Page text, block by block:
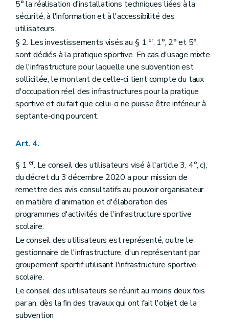
5° la réalisation d'installations techniques liées à la
sécurité, à l'information et à l'accessibilité des
utilisateurs.
§ 2. Les investissements visés au § 1 er, 1°, 2° et 5°,
sont dédiés à la pratique sportive. En cas d'usage mixte
de l'infrastructure pour laquelle une subvention est
sollicitée, le montant de celle-ci tient compte du taux
d'occupation réel des infrastructures pour la pratique
sportive et du fait que celui-ci ne puisse être inférieur à
septante-cinq pourcent.
Art. 4.
§ 1 er. Le conseil des utilisateurs visé à l'article 3, 4°, c),
du décret du 3 décembre 2020 a pour mission de
remettre des avis consultatifs au pouvoir organisateur
en matière d'animation et d'élaboration des
programmes d'activités de l'infrastructure sportive
scolaire.
Le conseil des utilisateurs est représenté, outre le
gestionnaire de l'infrastructure, d'un représentant par
groupement sportif utilisant l'infrastructure sportive
scolaire.
Le conseil des utilisateurs se réunit au moins deux fois
par an, dès la fin des travaux qui ont fait l'objet de la
subvention